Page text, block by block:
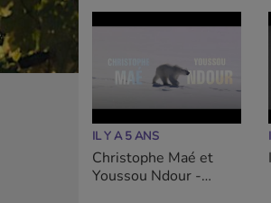
IL Y A 5 ANS
Christophe Maé et
Youssou Ndour -